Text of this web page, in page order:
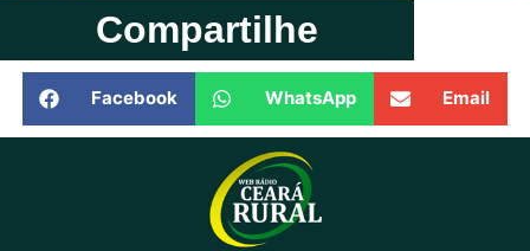
Compartilhe
Facebook WhatsApp Email